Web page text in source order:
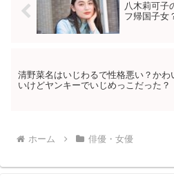
八木莉可子
フ帰国子女
清野菜名はいじわるで性格悪い？かわ
いけどヤンキーでいじめっこだった？
ホーム 俳優・女優